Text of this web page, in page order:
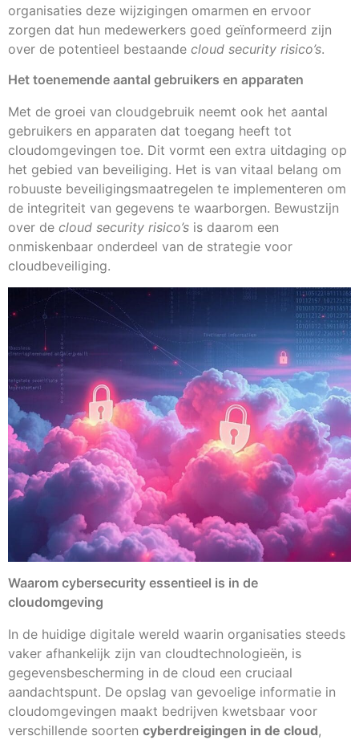
organisaties deze wijzigingen omarmen en ervoor
zorgen dat hun medewerkers goed geïnformeerd zijn
over de potentieel bestaande cloud security risico’s.
Het toenemende aantal gebruikers en apparaten
Met de groei van cloudgebruik neemt ook het aantal
gebruikers en apparaten dat toegang heeft tot
cloudomgevingen toe. Dit vormt een extra uitdaging op
het gebied van beveiliging. Het is van vitaal belang om
robuuste beveiligingsmaatregelen te implementeren om
de integriteit van gegevens te waarborgen. Bewustzijn
over de cloud security risico’s is daarom een
onmiskenbaar onderdeel van de strategie voor
cloudbeveiliging.
Waarom cybersecurity essentieel is in de
cloudomgeving
In de huidige digitale wereld waarin organisaties steeds
vaker afhankelijk zijn van cloudtechnologieën, is
gegevensbescherming in de cloud een cruciaal
aandachtspunt. De opslag van gevoelige informatie in
cloudomgevingen maakt bedrijven kwetsbaar voor
verschillende soorten cyberdreigingen in de cloud,